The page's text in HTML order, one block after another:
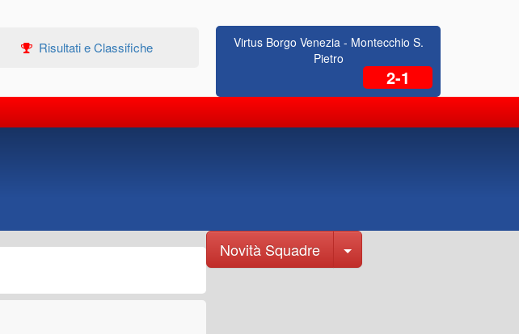
Risultati e Classifiche
Virtus Borgo Venezia - Montecchio S.
Pietro
2-1
Novità Squadre Toggle Dropdown